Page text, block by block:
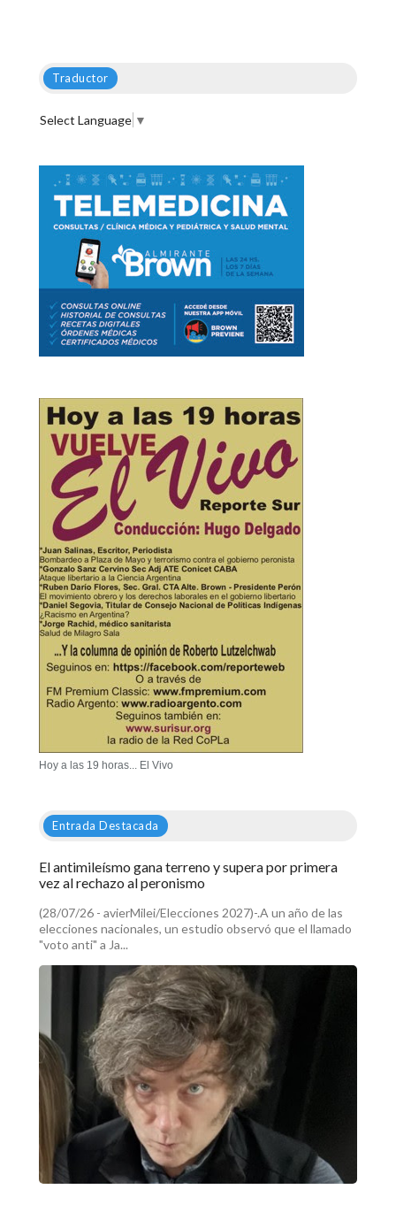
Traductor
Select Language ▼
Hoy a las 19 horas... El Vivo
Entrada Destacada
El antimileísmo gana terreno y supera por primera
vez al rechazo al peronismo
(28/07/26 - avierMilei/Elecciones 2027)-.A un año de las
elecciones nacionales, un estudio observó que el llamado
"voto anti" a Ja...